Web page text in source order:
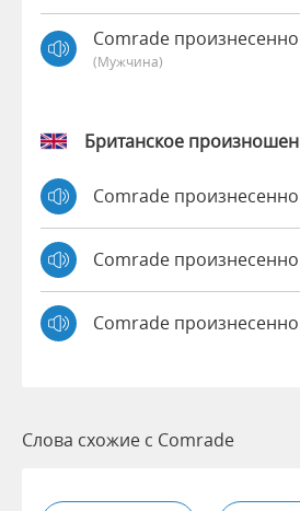
Comrade
(мужчина)
Британское
Comrade
Comrade
Comrade
Слова схожие с Comrade